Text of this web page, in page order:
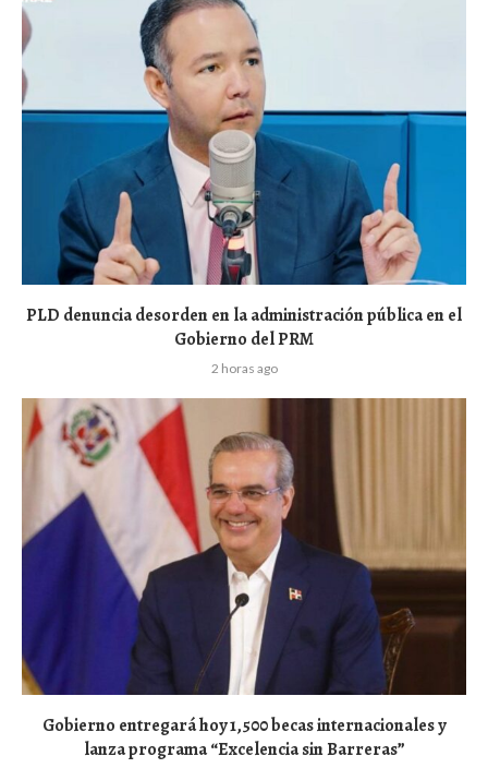
PLD denuncia desorden en la administración pública en el
Gobierno del PRM
2 horas ago
Gobierno entregará hoy 1,500 becas internacionales y
lanza programa “Excelencia sin Barreras”